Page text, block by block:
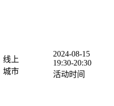
线上
2024-08-15
19:30-20:30